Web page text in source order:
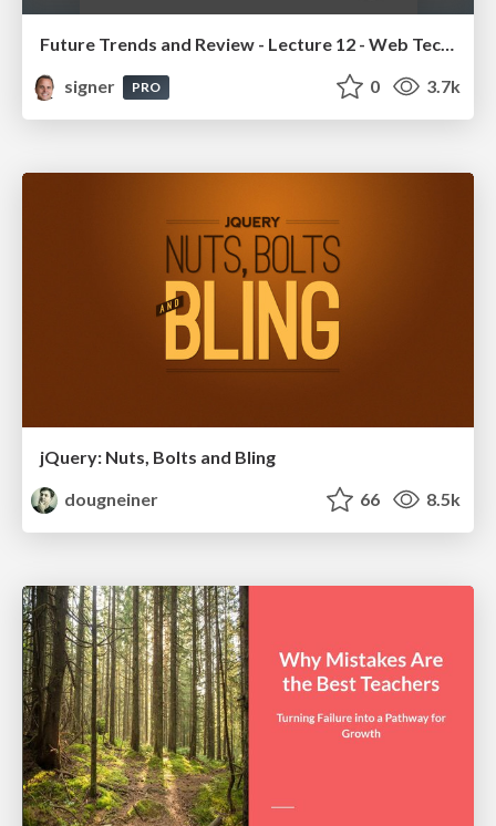
Future Trends and Review - Lecture 12 - Web Technologies (1019888BNR)
signer
PRO 0 3.7k
jQuery: Nuts, Bolts and Bling
dougneiner
66 8.5k